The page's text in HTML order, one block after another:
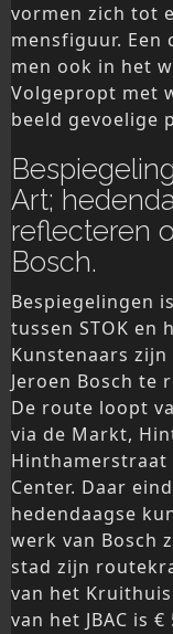
vormen zich tot
mensfiguur. Een
men ook in het
Volgepropt met
beeld gevoelige
Art;
reflecteren
Bosch.
Bespiegelingen
tussen STOK en
Kunstenaars
Jeroen Bosch te
De route loopt
via de Markt,
Hinthamerstraat
Center. Daar
hedendaagse
werk van Bosch
stad zijn
van het
van het JBAC is €